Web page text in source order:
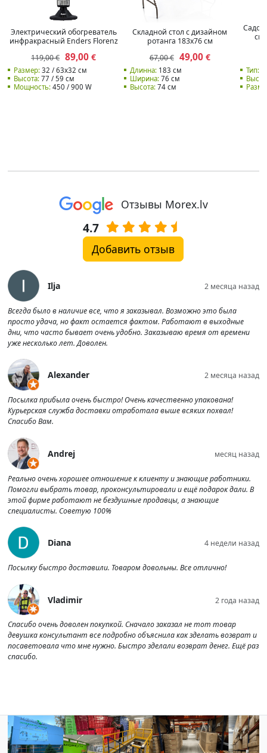
Электрический обогреватель
инфракрасный Enders Florenz
119,00 € 89,00 €
Размер:32 / 63x32 см
Высота:77 / 59 см
Мощность:450 / 900 W
Складной стол с дизайном
ротанга 183x76 см
67,00 € 49,00€
Длинна:183 см
Ширина:76 см
Высота:74 см
Тип:
Отзывы Morex.lv
4.7
Добавить отзыв
Ilja 2 месяца назад
Всегда было в наличие все, что я заказывал. Возможно это была
просто удача, но факт остается фактом. Работают в выходные
дни, что часто бывает очень удобно. Заказываю время от времени
уже несколько лет. Доволен.
Alexander 2 месяца назад
Посылка прибыла очень быстро! Очень качественно упакована!
Курьерская служба доставки отработала выше всяких похвал!
Спасибо Вам.
Andrej месяц назад
Реально очень хорошее отношение к клиенту и знающие работники.
Помогли выбрать товар, проконсультировали и ещё подарок дали. В
этой фирме работают не бездушные продавцы, а знающие
специалисты. Советую 100%
Diana 4 недели назад
Посылку быстро доставили. Товаром довольны. Все отлично!
Vladimir 2 года назад
Спасибо очень доволен покупкой. Сначало заказал не тот товар
девушка консультант все подробно объяснила как зделать возврат и
посаветовала что мне нужно. Быстро зделали возврат денег. Ещё раз
спасибо.